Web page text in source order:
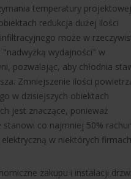
temperatury
redukcja dużej ilości
może w
"nadwyżką wydajności" w
pozwalając, aby chłodnia
Zmniejszenie ilości
w dzisiejszych obiektach
jest znaczące, ponieważ
stanowi co najmniej 50%
w niektórych
zakupu i instalacji drzwi